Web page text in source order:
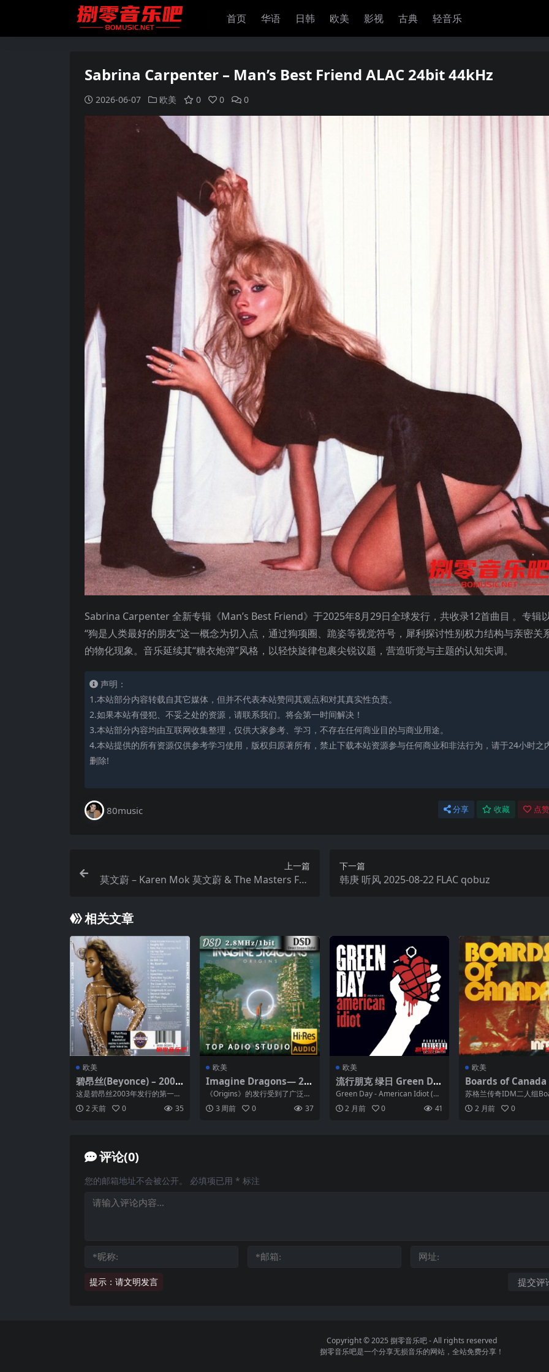
首页 华语 日韩 欧美 影视 古典 轻音乐
Sabrina Carpenter – Man’s Best Friend ALAC 24bit 44kHz
2026-06-07 欧美 0 0 0
Sabrina Carpenter 全新专辑《Man’s Best Friend》于2025年8月29日全球发行，共收录12首曲目 。专辑
“狗是人类最好的朋友”这一概念为切入点，通过狗项圈、跪姿等视觉符号，犀利探讨性别权力结构与亲密关
的物化现象。音乐延续其“糖衣炮弹”风格，以轻快旋律包裹尖锐议题，营造听觉与主题的认知失调。
声明：
1.本站部分内容转载自其它媒体，但并不代表本站赞同其观点和对其真实性负责。
2.如果本站有侵犯、不妥之处的资源，请联系我们。将会第一时间解决！
3.本站部分内容均由互联网收集整理，仅供大家参考、学习，不存在任何商业目的与商业用途。
4.本站提供的所有资源仅供参考学习使用，版权归原著所有，禁止下载本站资源参与任何商业和非法行为，请于24小时之
删除!
80music 分享 收藏 点
上一篇
莫文蔚 – Karen Mok 莫文蔚 & The Masters FLA
下一篇
韩庚 听风 2025-08-22 FLAC qobuz
相关文章
欧美
碧昂丝(Beyonce) – 2003
年专辑 – Dangerously I
n Love (US Version) Fla
c cue
这是碧昂丝2003年发行的第一张
录音室专辑,制作人包括碧 昂丝、
马修·诺斯、里奇...
2 天前 0 35
欧美
Imagine Dragons— 20
18年专辑 — Origins dsf
《Origins》的发行受到了广泛的
关注和好评，许多乐评人认为这
张专辑是梦龙乐队...
3 周前 0 37
欧美
流行朋克 绿日 Green Da
y – American Idiot (Del
uxe Edition) E(2004)
Green Day - American Idiot (De
luxe Editi...
2 月前 0 41
欧美
Boards of Canada
rno – 2026-05-29
44.1kHz 24bit
苏格兰传奇IDM二人组
Canada时隔13年发布全
《I...2 月前 0
评论(0)
提示：请文明发言
您的邮箱地址不会被公开。 必填项已用 * 标注
Copyright © 2025捌零音乐吧- All rights reserved
捌零音乐吧是一个分享无损音乐的网站，全站免费分享！